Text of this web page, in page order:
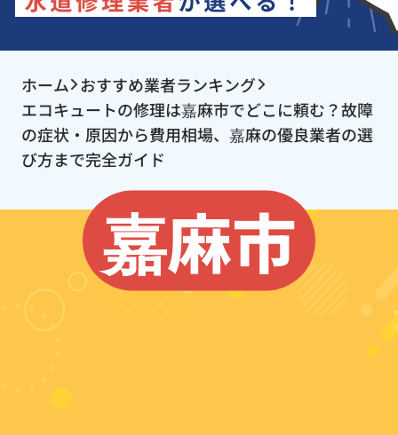
ホーム おすすめ業者ランキング
エコキュートの修理は嘉麻市でどこに頼む？故障
の症状・原因から費用相場、嘉麻の優良業者の選
び方まで完全ガイド
嘉麻市